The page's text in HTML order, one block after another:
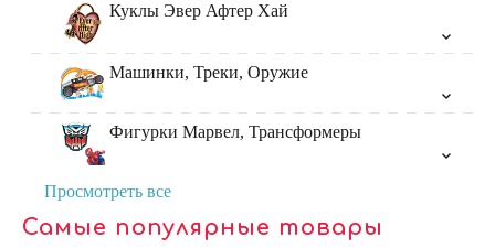
Куклы Эвер Афтер Хай
Машинки, Треки, Оружие
Фигурки Марвел, Трансформеры
Просмотреть все
Самые популярные товары